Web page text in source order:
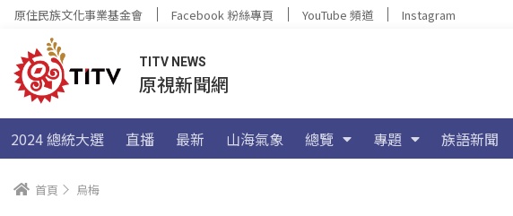
原住民族文化事業基金會 Facebook 粉絲專頁 YouTube 頻道 Instagram
TITV NEWS
原視新聞網
2024 總統大選 直播 最新 山海氣象 總覽 專題 族語新聞
首頁 烏梅